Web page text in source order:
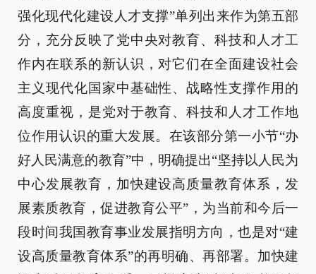
强化现代化建设人才支撑”单列出来作为第五部
分，充分反映了党中央对教育、科技和人才工
作内在联系的新认识，对它们在全面建设社会
主义现代化国家中基础性、战略性支撑作用的
高度重视，是党对于教育、科技和人才工作地
位作用认识的重大发展。在该部分第一小节“办
好人民满意的教育”中，明确提出“坚持以人民为
中心发展教育，加快建设高质量教育体系，发
展素质教育，促进教育公平”，为当前和今后一
段时间我国教育事业发展指明方向，也是对“建
设高质量教育体系”的再明确、再部署。加快建